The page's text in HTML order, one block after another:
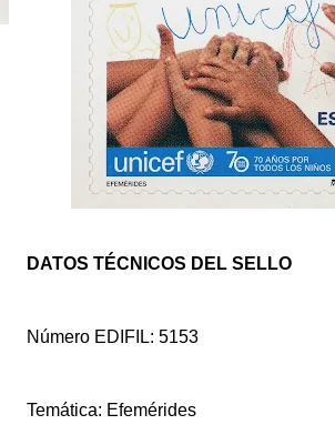
DATOS TÉCNICOS DEL SELLO
Número EDIFIL: 5153
Temática: Efemérides